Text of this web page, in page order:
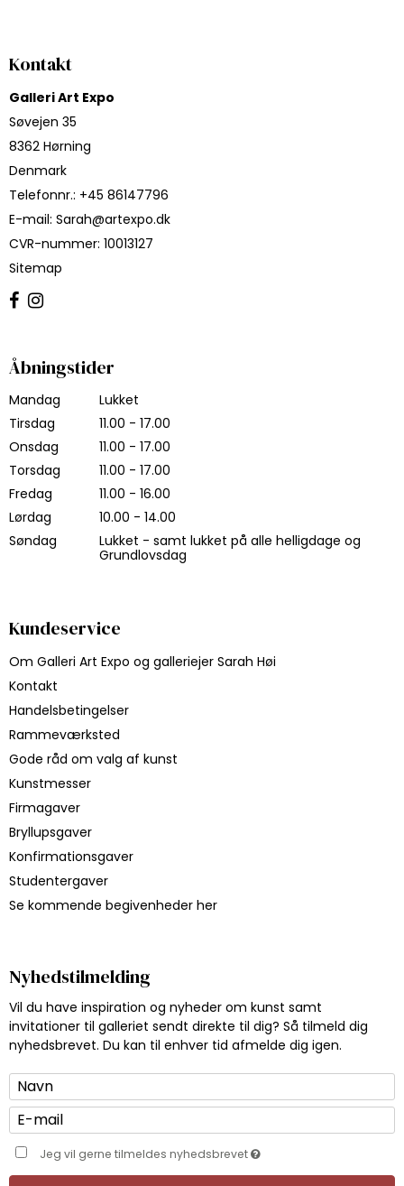
Kontakt
Galleri Art Expo
Søvejen 35
8362 Hørning
Denmark
Telefonnr.: +45 86147796
E-mail: Sarah@artexpo.dk
CVR-nummer: 10013127
Sitemap
Åbningstider
Mandag
Lukket
Tirsdag
11.00 - 17.00
Onsdag
11.00 - 17.00
Torsdag
11.00 - 17.00
Fredag
11.00 - 16.00
Lørdag
10.00 - 14.00
Søndag
Lukket - samt lukket på alle helligdage og
Grundlovsdag
Kundeservice
Om Galleri Art Expo og galleriejer Sarah Høi
Kontakt
Handelsbetingelser
Rammeværksted
Gode råd om valg af kunst
Kunstmesser
Firmagaver
Bryllupsgaver
Konfirmationsgaver
Studentergaver
Se kommende begivenheder her
Nyhedstilmelding
Vil du have inspiration og nyheder om kunst samt
invitationer til galleriet sendt direkte til dig? Så tilmeld dig
nyhedsbrevet. Du kan til enhver tid afmelde dig igen.
Jeg vil gerne tilmeldes nyhedsbrevet